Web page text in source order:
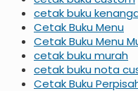
cetak buku
Cetak Buku Menu
Cetak Buku Menu
cetak buku murah
cetak buku nota
Cetak Buku